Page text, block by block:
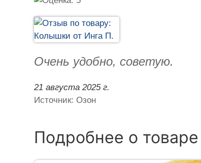
Очень удобно, советую.
21 августа 2025 г.
Источник: Озон
Подробнее о товаре